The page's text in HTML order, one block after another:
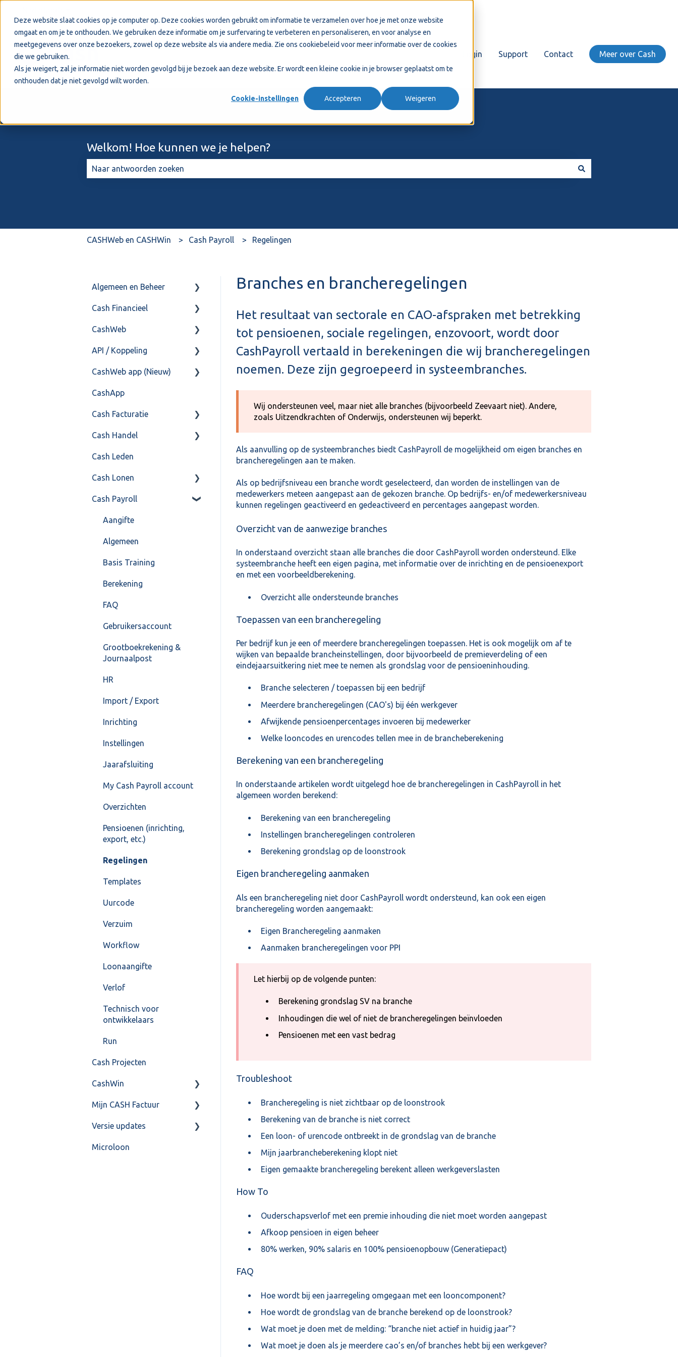
Deze website slaat cookies op je computer op. Deze cookies worden gebruikt om informatie te verzamelen over hoe je met onze website
omgaat en om je te onthouden. We gebruiken deze informatie om je surfervaring te verbeteren en personaliseren, en voor analyse en
meetgegevens over onze bezoekers, zowel op deze website als via andere media. Zie ons cookiebeleid voor meer informatie over de cookies
die we gebruiken.
Als je weigert, zal je informatie niet worden gevolgd bij je bezoek aan deze website. Er wordt een kleine cookie in je browser geplaatst om te
onthouden dat je niet gevolgd wilt worden.
Cookie-instellingen Accepteren Weigeren
Login Support Contact Meer over Cash
Welkom! Hoe kunnen we je helpen?
CASHWeb en CASHWin Cash Payroll Regelingen
Branches en brancheregelingen
Het resultaat van sectorale en CAO-afspraken met betrekking
tot pensioenen, sociale regelingen, enzovoort, wordt door
CashPayroll vertaald in berekeningen die wij brancheregelingen
noemen. Deze zijn gegroepeerd in systeembranches.
Wij ondersteunen veel, maar niet alle branches (bijvoorbeeld Zeevaart niet). Andere,
zoals Uitzendkrachten of Onderwijs, ondersteunen wij beperkt.
Als aanvulling op de systeembranches biedt CashPayroll de mogelijkheid om eigen branches en
brancheregelingen aan te maken.
Als op bedrijfsniveau een branche wordt geselecteerd, dan worden de instellingen van de
medewerkers meteen aangepast aan de gekozen branche. Op bedrijfs- en/of medewerkersniveau
kunnen regelingen geactiveerd en gedeactiveerd en percentages aangepast worden.
Overzicht van de aanwezige branches
In onderstaand overzicht staan alle branches die door CashPayroll worden ondersteund. Elke
systeembranche heeft een eigen pagina, met informatie over de inrichting en de pensioenexport
en met een voorbeeldberekening.
Overzicht alle ondersteunde branches
Toepassen van een brancheregeling
Per bedrijf kun je een of meerdere brancheregelingen toepassen. Het is ook mogelijk om af te
wijken van bepaalde brancheinstellingen, door bijvoorbeeld de premieverdeling of een
eindejaarsuitkering niet mee te nemen als grondslag voor de pensioeninhouding.
Branche selecteren / toepassen bij een bedrijf
Meerdere brancheregelingen (CAO's) bij één werkgever
Afwijkende pensioenpercentages invoeren bij medewerker
Welke looncodes en urencodes tellen mee in de brancheberekening
Berekening van een brancheregeling
In onderstaande artikelen wordt uitgelegd hoe de brancheregelingen in CashPayroll in het
algemeen worden berekend:
Berekening van een brancheregeling
Instellingen brancheregelingen controleren
Berekening grondslag op de loonstrook
Eigen brancheregeling aanmaken
Als een brancheregeling niet door CashPayroll wordt ondersteund, kan ook een eigen
brancheregeling worden aangemaakt:
Eigen Brancheregeling aanmaken
Aanmaken brancheregelingen voor PPI
Let hierbij op de volgende punten:
Berekening grondslag SV na branche
Inhoudingen die wel of niet de brancheregelingen beïnvloeden
Pensioenen met een vast bedrag
Troubleshoot
Brancheregeling is niet zichtbaar op de loonstrook
Berekening van de branche is niet correct
Een loon- of urencode ontbreekt in de grondslag van de branche
Mijn jaarbrancheberekening klopt niet
Eigen gemaakte brancheregeling berekent alleen werkgeverslasten
How To
Ouderschapsverlof met een premie inhouding die niet moet worden aangepast
Afkoop pensioen in eigen beheer
80% werken, 90% salaris en 100% pensioenopbouw (Generatiepact)
FAQ
Hoe wordt bij een jaarregeling omgegaan met een looncomponent?
Hoe wordt de grondslag van de branche berekend op de loonstrook?
Wat moet je doen met de melding: “branche niet actief in huidig jaar”?
Wat moet je doen als je meerdere cao’s en/of branches hebt bij een werkgever?
Algemeen en Beheer
Bank(koppeling)
Import/Export
Postbus
Training & Consultancy
Overig
Cash Financieel
Boekhoud
Fiscaal
Overig
CashWeb
CashHero Layout
Mailen vanuit CASHWeb
Algemeen gebruik
API / Koppeling
Algemeen
Api 3.0 (SOAP API)
API 4.0 (REST API)
CashWeb app (Nieuw)
Veel gestelde vragen
CashApp
Cash Facturatie
Factureren
Instellingen
Algemeen
Formulierlayout
Cash Handel
Inkoop
Verkoop
Voorraad
Overig
VoorraadService &
Cash Leden
Cash Lonen
Algemeen
Inrichting
Jaarafsluiting
Salarisberekening
Overig
FAQ – Beëindiging CASH
Cash Payroll
Loonaangifte
Cash Payroll
Aangifte
Algemeen
Basis Training
Berekening
FAQ
Gebruikersaccount
Grootboekrekening &
Journaalpost
HR
Import / Export
Inrichting
Instellingen
Jaarafsluiting
My Cash Payroll account
Overzichten
Pensioenen (inrichting,
export, etc.)
Regelingen
Templates
Uurcode
Verzuim
Workflow
Loonaangifte
Verlof
Technisch voor
ontwikkelaars
Run
Cash Projecten
CashWin
Overig
Mijn CASH Factuur
Facturatie Loonportal(
Versie updates
CashWeb updates 2025
Microloon